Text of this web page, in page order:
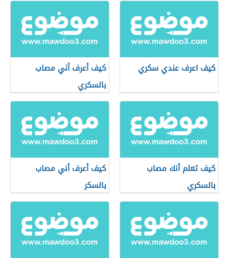
كيف اعرف عندي سكري
كيف أعرف أني مصاب
بالسكري
كيف تعلم أنك مصاب
بالسكري
كيف أعرف أني مصاب
بالسكر